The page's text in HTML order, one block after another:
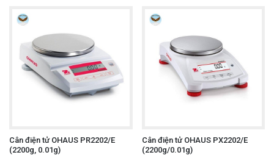
Cân điện tử OHAUS PR2202/E
(2200g, 0.01g)
Cân điện tử OHAUS PX2202/E
(2200g/0.01g)